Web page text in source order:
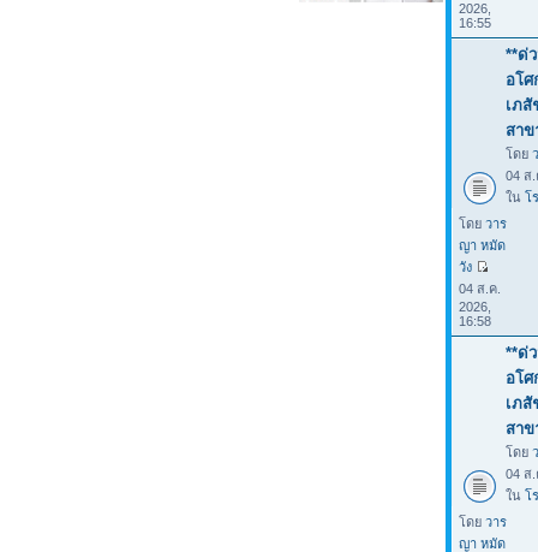
2026,
16:55
**ด่
อโ
เภสั
สาข
โดย
04 ส.
ใน โ
โดย วาร
ญา หมัด
วัง
04 ส.ค.
2026,
16:58
**ด่
อโ
เภสั
สาข
โดย
04 ส.
ใน โ
โดย วาร
ญา หมัด